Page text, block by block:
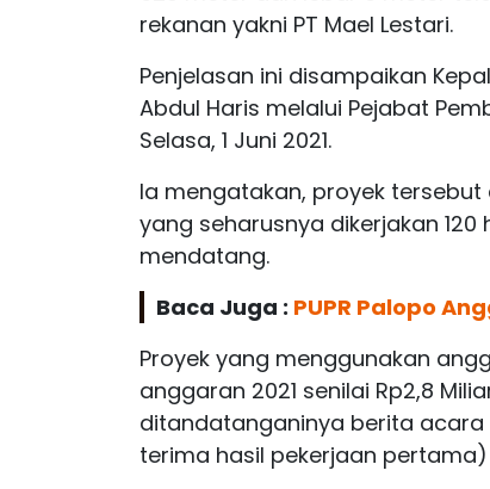
rekanan yakni PT Mael Lestari.
Penjelasan ini disampaikan
Abdul Haris melalui Pejabat
Selasa, 1 Juni 2021.
Ia mengatakan, proyek
yang seharusnya dikerjakan
mendatang.
Baca Juga : PUPR Palopo
Proyek yang menggunakan
anggaran 2021 senilai Rp2,8
ditandatanganinya berita acara
terima hasil pekerjaan